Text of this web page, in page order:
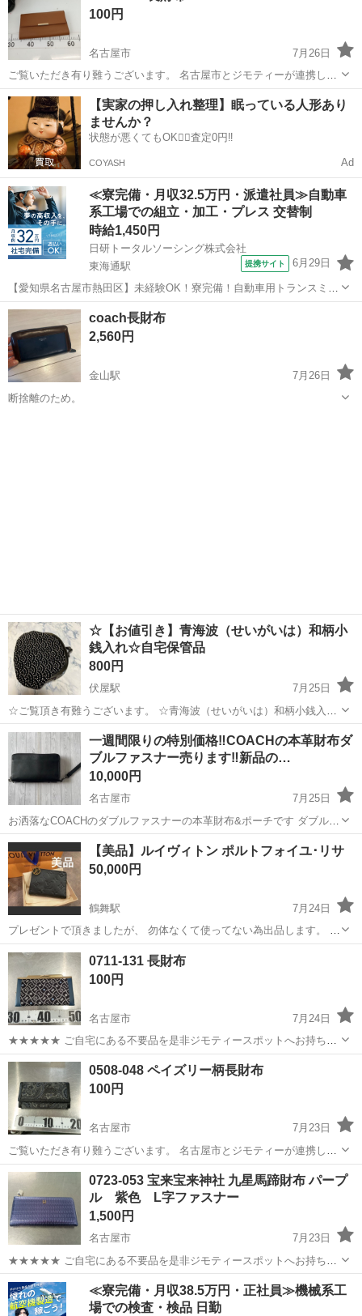
100円
名古屋市
7月26日
ご覧いただき有り難うございます。 名古屋市とジモティーが連携して
運営しています。 粗⼤ごみ等の減量を⽬的にまだ使えるものをリユー
スしています。 ★★★★★ ご自宅にある不要品を是非ジモティースポ
ットへお持...
愛知 名古屋市 小物 リユース
【実家の押し入れ整理】眠っている人形あり
ませんか？
状態が悪くてもOK🙆‍♀️査定0円‼️
COYASH Ad
≪寮完備・月収32.5万円・派遣社員≫自動車
系工場での組立・加工・プレス 交替制
時給1,450円
日研トータルソーシング株式会社
東海通駅
提携サイト 6月29日
【愛知県名古屋市熱田区】未経験OK！寮完備！自動車用トランスミッ
ションの組立・加工《お仕事No.7A040》 お仕事について 自動車用ト
ランスミッションの製造に関する組立・加工業務。 ※業務の変更、就
業場所の変更の範囲、...
愛知 名古屋市 東海通駅
coach長財布
2,560円
金山駅
7月26日
断捨離のため。
☆【お値引き】青海波（せいがいは）和柄小
銭入れ☆自宅保管品
800円
伏屋駅
7月25日
☆ご覧頂き有難うございます。 ☆青海波（せいがいは）和柄小銭入れ
＊横約12㎝✖️縦約10.5㎝ ＊黒生地に白の青海波柄 ☆プレゼントに頂き
使用しないまま自宅保管品です、気になる方や神経質な方はご遠慮下
さい。 ☆ノー...
愛知 名古屋市 伏屋駅 小物
一週間限りの特別価格‼️COACHの本革財布ダ
ブルファスナー売ります‼️新品の…
10,000円
名古屋市
7月25日
お洒落なCOACHのダブルファスナーの本革財布&ポーチです ダブルフ
ァスナーなになっているので生活費とお小遣いと使い分けれます そし
てiPhoneやスマートホンを収納出来ます 縦12㌢×横21㌢×巾4㌢で 財布
として...
愛知 名古屋市 小物 本革
【美品】ルイヴィトン ポルトフォイユ･リサ
50,000円
鶴舞駅
7月24日
プレゼントで頂きましたが、 勿体なくて使ってない為出品します。 箱
や袋はありません。財布のみです。 TWICEのミナが好きでイニシャル
刻印が ついています。ご確認ください。 お値下交渉可能です。 定価
￥102,300 9 ...
愛知 名古屋市 鶴舞駅 小物
0711-131 長財布
100円
名古屋市
7月24日
★★★★★ ご自宅にある不要品を是非ジモティースポットへお持ち込
みしませんか？ 家電、趣味・スポーツ・レジャー用品、こども用品、
衣料服飾品、生活雑貨、家具、本、CD・DVDなどが無料でまとめて持
ち込めます！ ※詳細はこ...
愛知 名古屋市 現地
0508-048 ペイズリー柄長財布
100円
名古屋市
7月23日
ご覧いただき有り難うございます。 名古屋市とジモティーが連携して
運営しています。 粗⼤ごみ等の減量を⽬的にまだ使えるものをリユー
スしています。 ★★★★★ ご自宅にある不要品を是非ジモティースポ
ットへお持...
愛知 名古屋市 リユース
0723-053 宝来宝来神社 九星馬蹄財布 パープ
ル 紫色 L字ファスナー
1,500円
名古屋市
7月23日
★★★★★ ご自宅にある不要品を是非ジモティースポットへお持ち込
みしませんか？ 家電、趣味・スポーツ・レジャー用品、こども用品、
衣料服飾品、生活雑貨、家具、本、CD・DVDなどが無料でまとめて持
ち込めます！ ※詳細はこ...
愛知 名古屋市 小物 馬蹄
≪寮完備・月収38.5万円・正社員≫機械系工
場での検査・検品 日勤